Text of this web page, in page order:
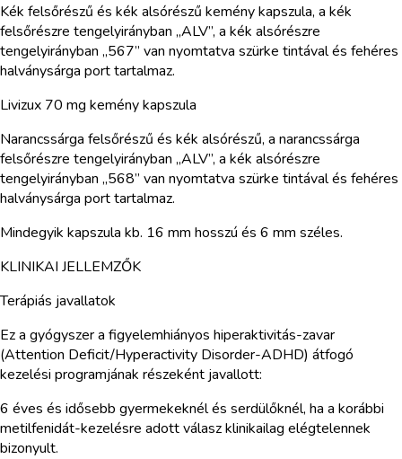
Kék felsőrészű és kék alsórészű kemény kapszula, a kék
felsőrészre tengelyirányban „ALV”, a kék alsórészre
tengelyirányban „567” van nyomtatva szürke tintával és fehéres
halványsárga port tartalmaz.
Livizux 70 mg kemény kapszula
Narancssárga felsőrészű és kék alsórészű, a narancssárga
felsőrészre tengelyirányban „ALV”, a kék alsórészre
tengelyirányban „568” van nyomtatva szürke tintával és fehéres
halványsárga port tartalmaz.
Mindegyik kapszula kb. 16 mm hosszú és 6 mm széles.
KLINIKAI JELLEMZŐK
Terápiás javallatok
Ez a gyógyszer a figyelemhiányos hiperaktivitás-zavar
(Attention Deficit/Hyperactivity Disorder-ADHD) átfogó
kezelési programjának részeként javallott:
6 éves és idősebb gyermekeknél és serdülőknél, ha a korábbi
metilfenidát-kezelésre adott válasz klinikailag elégtelennek
bizonyult.